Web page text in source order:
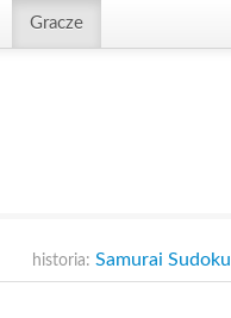
Gracze
historia: Samurai Sudoku